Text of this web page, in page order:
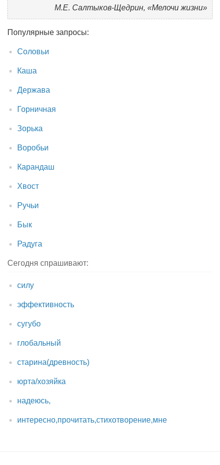
М.Е. Салтыков-Щедрин, «Мелочи жизни»
Популярные запросы:
Соловьи
Каша
Держава
Горничная
Зорька
Воробьи
Карандаш
Хвост
Ручьи
Бык
Радуга
Сегодня спрашивают:
силу
эффективность
сугубо
глобальный
старина(древность)
юрта/хозяйка
надеюсь,
интересно,прочитать,стихотворение,мне